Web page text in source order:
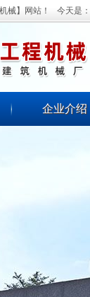
械】网站！ 今天是：
企业介绍